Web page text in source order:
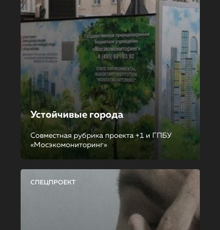
Устойчивые города
Совместная рубрика проекта +1 и ГПБУ
«Мосэкомониторинг»
СПЕЦПРОЕКТ